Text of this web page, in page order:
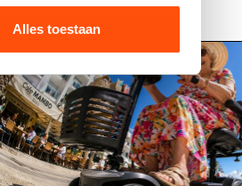
Alles toestaan